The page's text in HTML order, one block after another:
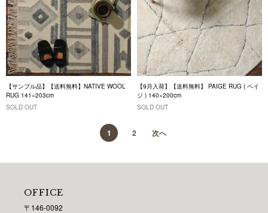
【サンプル品】【送料無料】NATIVE WOOL
RUG 141×203cm
SOLD OUT
【9月入荷】【送料無料】 PAIGE RUG ( ペイ
ジ ) 140×200cm
SOLD OUT
1 2 次へ
OFFICE
〒146-0092